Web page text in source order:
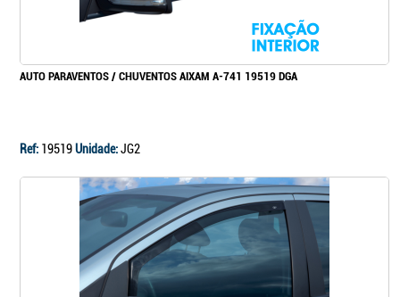
AUTO PARAVENTOS / CHUVENTOS AIXAM A-741 19519 DGA
Ref: 19519Unidade:JG2